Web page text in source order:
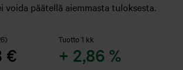
päätellä aiemmasta tuloksesta.
€
Tuotto 1 kk
+ 2,86 %